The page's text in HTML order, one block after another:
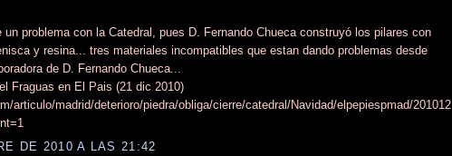
un problema con la Catedral, pues D. Fernando Chueca construyó los pilares con
y resina... tres materiales incompatibles que estan dando problemas desde
de D. Fernando Chueca...
Fraguas en El Pais (21 dic 2010)
articulo/madrid/deterioro/piedra/obliga/cierre/catedral/Navidad/elpepiespmad/201012
DE 2010 A LAS 21:42